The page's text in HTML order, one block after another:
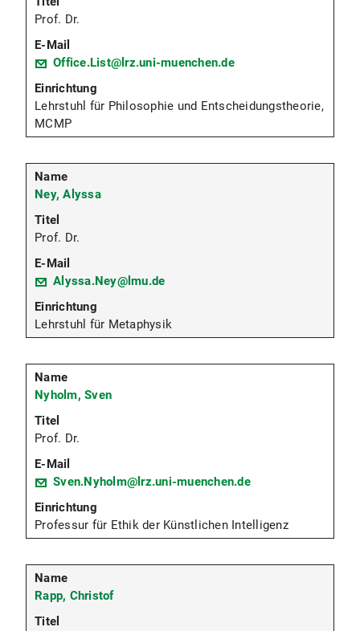
Prof. Dr.
Office.List@lrz.uni-muenchen.de
Lehrstuhl für Philosophie und Entscheidungstheorie,
MCMP
Ney, Alyssa
Prof. Dr.
Alyssa.Ney@lmu.de
Lehrstuhl für Metaphysik
Nyholm, Sven
Prof. Dr.
Sven.Nyholm@lrz.uni-muenchen.de
Professur für Ethik der Künstlichen Intelligenz
Rapp, Christof